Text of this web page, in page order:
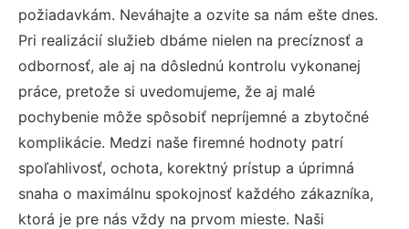
požiadavkám. Neváhajte a ozvite sa nám ešte dnes.
Pri realizácií služieb dbáme nielen na precíznosť a
odbornosť, ale aj na dôslednú kontrolu vykonanej
práce, pretože si uvedomujeme, že aj malé
pochybenie môže spôsobiť nepríjemné a zbytočné
komplikácie. Medzi naše firemné hodnoty patrí
spoľahlivosť, ochota, korektný prístup a úprimná
snaha o maximálnu spokojnosť každého zákazníka,
ktorá je pre nás vždy na prvom mieste. Naši